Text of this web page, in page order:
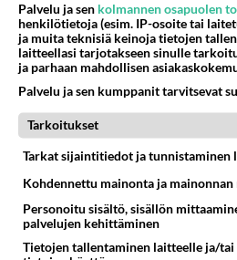
Katri-fani
2014-05-24 07:32:50
vanhuus vaikuttaakirjoitti:
Eihän se ääni kirkastuu
ja miltei kaikilla niin tekee.
Ääni tummuu ja mataloituu eikä
Korkeat äänet ei mahdollisia
kuten on Diandralla ja tietysti
on vaan plussaa, että ääni
Kari Tapiolla.
Lue lisää
Taivaan tie levyyn sopii just
tätä levyä kuuntelee niin
uskottava, hän tietää mistä
Palvelu ja sen kolmannen osapuolen
henkilötietoja (esim. IP-osoite tai
ja muita teknisiä keinoja tietojen
laitteellasi tarjotakseen sinulle
ja parhaan mahdollisen
Palvelu ja sen kumppanit tarvitsevat
Tarkoitukset
Tarkat sijaintitiedot ja tunnistaminen
Kohdennettu mainonta ja
Personoitu sisältö, sisällön
palvelujen kehittäminen
Tietojen tallentaminen laitteelle ja/